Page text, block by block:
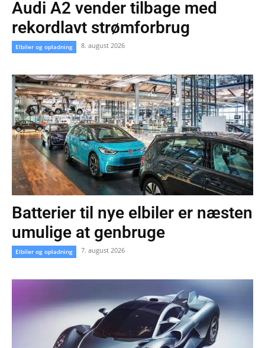
Audi A2 vender tilbage med
rekordlavt strømforbrug
Elbiler og opladning 8. august 2026
Batterier til nye elbiler er næsten
umulige at genbruge
Elbiler og opladning 7. august 2026